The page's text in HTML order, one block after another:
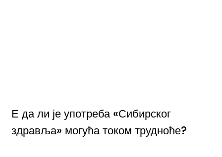
Е да ли је употреба «Сибирског
здравља» могућа током трудноће?